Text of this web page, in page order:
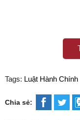
Tags: Luật Hành Chính
Chia sẻ: